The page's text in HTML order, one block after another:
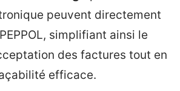
peuvent directement
simplifiant ainsi le
des factures tout en
efficace.